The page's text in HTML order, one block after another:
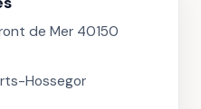
de Mer 40150
Hossegor